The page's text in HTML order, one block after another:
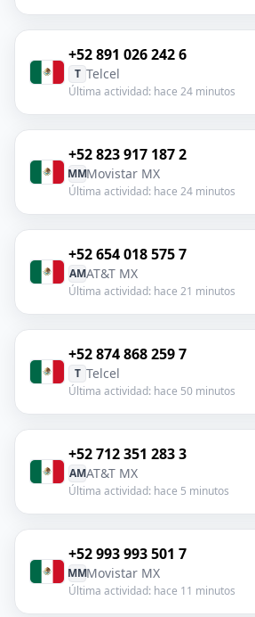
+52 891 026 242 6
T Telcel
Última actividad: hace 24 minutos
+52 823 917 187 2
MMMovistar MX
Última actividad: hace 24 minutos
+52 654 018 575 7
AMAT&T MX
Última actividad: hace 21 minutos
+52 874 868 259 7
T Telcel
Última actividad: hace 50 minutos
+52 712 351 283 3
AMAT&T MX
Última actividad: hace 5 minutos
+52 993 993 501 7
MMMovistar MX
Última actividad: hace 11 minutos